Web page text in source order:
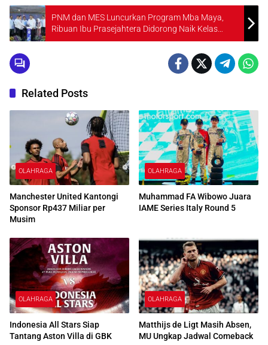
PNM dan MES Luncurkan Program Mba Maya,
Ribuan Ibu Prasejahtera Didorong Naik Kelas
Lewat Ekonomi Syariah
Related Posts
OLAHRAGA
Manchester United Kantongi
Sponsor Rp437 Miliar per
Musim
OLAHRAGA
Muhammad FA Wibowo Juara
IAME Series Italy Round 5
OLAHRAGA
Indonesia All Stars Siap
Tantang Aston Villa di GBK
OLAHRAGA
Matthijs de Ligt Masih Absen,
MU Ungkap Jadwal Comeback